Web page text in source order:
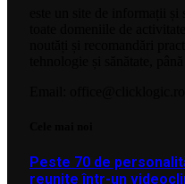
Peste 70 de
reunite într-un